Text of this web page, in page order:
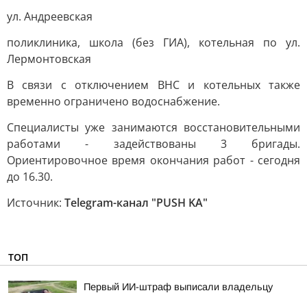
ул. Андреевская
поликлиника, школа (без ГИА), котельная по ул.
Лермонтовская
В связи с отключением ВНС и котельных также
временно ограничено водоснабжение.
Специалисты уже занимаются восстановительными
работами - задействованы 3 бригады.
Ориентировочное время окончания работ - сегодня
до 16.30.
Источник: Telegram-канал "PUSH KA"
ТОП
Первый ИИ-штраф выписали владельцу